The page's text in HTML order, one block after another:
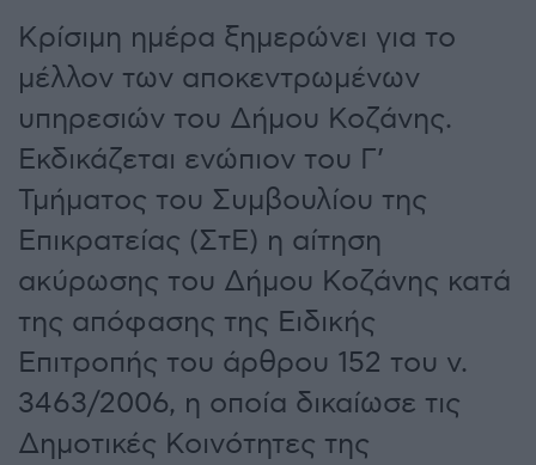
Κρίσιμη ημέρα ξημερώνει για το
μέλλον των αποκεντρωμένων
υπηρεσιών του Δήμου Κοζάνης.
Εκδικάζεται ενώπιον του Γ’
Τμήματος του Συμβουλίου της
Επικρατείας (ΣτΕ) η αίτηση
ακύρωσης του Δήμου Κοζάνης κατά
της απόφασης της Ειδικής
Επιτροπής του άρθρου 152 του ν.
3463/2006, η οποία δικαίωσε τις
Δημοτικές Κοινότητες της